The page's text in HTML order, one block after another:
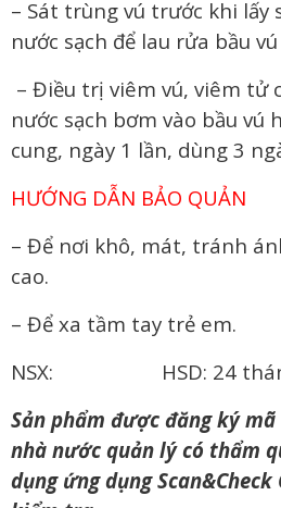
– Sát trùng vú trước khi lấy
nước sạch để lau rửa bầu
– Điều trị viêm vú, viêm tử
nước sạch bơm vào bầu vú
cung, ngày 1 lần, dùng 3
HƯỚNG DẪN BẢO QUẢN
– Để nơi khô, mát, tránh
cao.
– Để xa tầm tay trẻ em.
NSX: HSD: 24
Sản phẩm được đăng ký
nhà nước quản lý có thẩm
dụng ứng dụng Scan&Check